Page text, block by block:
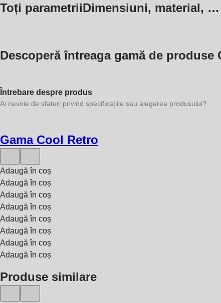
Toți parametriiDimensiuni, material, …
Descoperă întreaga gamă de produse
Întrebare despre produs
Ai nevoie de sfaturi privind specificațiile sau alegerea produsului?
Gama Cool Retro
Adaugă în coș
Adaugă în coș
Adaugă în coș
Adaugă în coș
Adaugă în coș
Adaugă în coș
Adaugă în coș
Adaugă în coș
Produse similare